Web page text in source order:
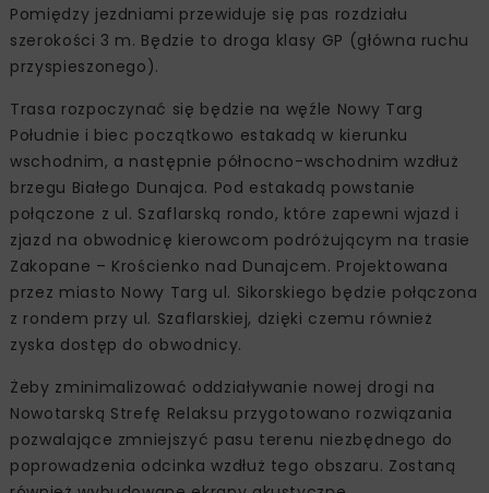
Pomiędzy jezdniami przewiduje się pas rozdziału
szerokości 3 m. Będzie to droga klasy GP (główna ruchu
przyspieszonego).
Trasa rozpoczynać się będzie na węźle Nowy Targ
Południe i biec początkowo estakadą w kierunku
wschodnim, a następnie północno-wschodnim wzdłuż
brzegu Białego Dunajca. Pod estakadą powstanie
połączone z ul. Szaflarską rondo, które zapewni wjazd i
zjazd na obwodnicę kierowcom podróżującym na trasie
Zakopane – Krościenko nad Dunajcem. Projektowana
przez miasto Nowy Targ ul. Sikorskiego będzie połączona
z rondem przy ul. Szaflarskiej, dzięki czemu również
zyska dostęp do obwodnicy.
Żeby zminimalizować oddziaływanie nowej drogi na
Nowotarską Strefę Relaksu przygotowano rozwiązania
pozwalające zmniejszyć pasu terenu niezbędnego do
poprowadzenia odcinka wzdłuż tego obszaru. Zostaną